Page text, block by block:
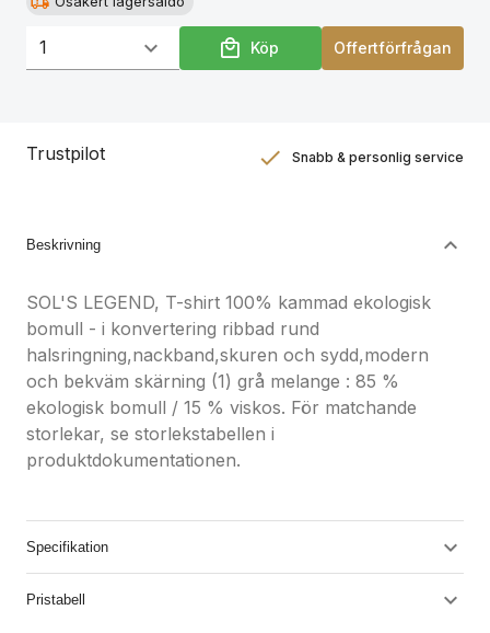
Köp Offertförfrågan
Trustpilot Snabb & personlig service
Beskrivning
SOL'S LEGEND, T-shirt 100% kammad ekologisk
bomull - i konvertering ribbad rund
halsringning,nackband,skuren och sydd,modern
och bekväm skärning (1) grå melange : 85 %
ekologisk bomull / 15 % viskos. För matchande
storlekar, se storlekstabellen i
produktdokumentationen.
Specifikation
Pristabell